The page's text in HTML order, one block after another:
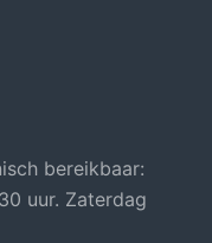
bereikbaar:
uur. Zaterdag